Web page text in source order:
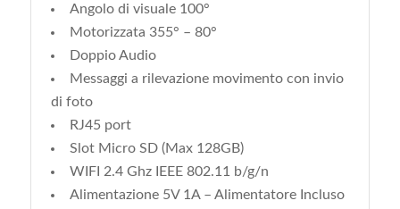
Angolo di visuale 100°
Motorizzata 355° – 80°
Doppio Audio
Messaggi a rilevazione movimento con invio
di foto
RJ45 port
Slot Micro SD (Max 128GB)
WIFI 2.4 Ghz IEEE 802.11 b/g/n
Alimentazione 5V 1A – Alimentatore Incluso